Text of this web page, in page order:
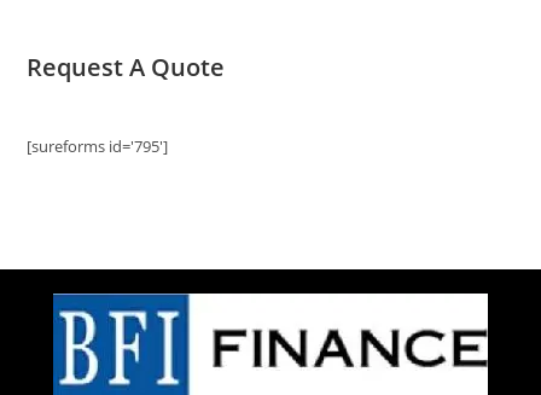
Request A Quote
[sureforms id='795']